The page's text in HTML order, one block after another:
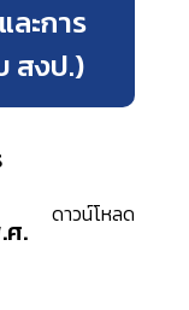
ะการ
สงป.)
ศ.
ดาวน์โหลด